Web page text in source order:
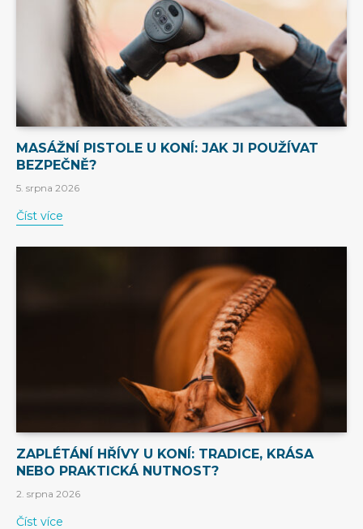
MASÁŽNÍ PISTOLE U KONÍ: JAK JI POUŽÍVAT
BEZPEČNĚ?
5. srpna 2026
Číst více
ZAPLÉTÁNÍ HŘÍVY U KONÍ: TRADICE, KRÁSA
NEBO PRAKTICKÁ NUTNOST?
2. srpna 2026
Číst více